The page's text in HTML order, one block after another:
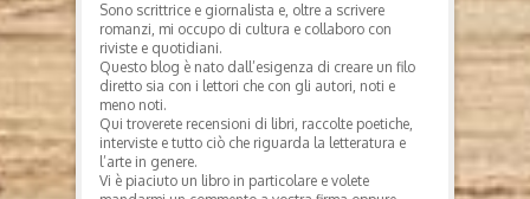
Sono scrittrice e giornalista e, oltre a scrivere
romanzi, mi occupo di cultura e collaboro con
riviste e quotidiani.
Questo blog è nato dall’esigenza di creare un filo
diretto sia con i lettori che con gli autori, noti e
meno noti.
Qui troverete recensioni di libri, raccolte poetiche,
interviste e tutto ciò che riguarda la letteratura e
l’arte in genere.
Vi è piaciuto un libro in particolare e volete